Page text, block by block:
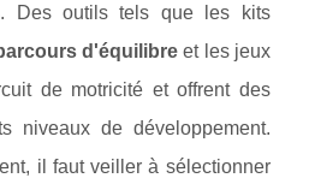
Des outils tels que les kits
d'équilibre et les jeux
de motricité et offrent des
niveaux de développement.
il faut veiller à sélectionner